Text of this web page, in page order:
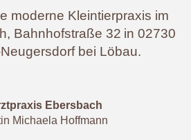
moderne Kleintierpraxis im
Bahnhofstraße 32 in 02730
bei Löbau.
Ebersbach
Michaela Hoffmann